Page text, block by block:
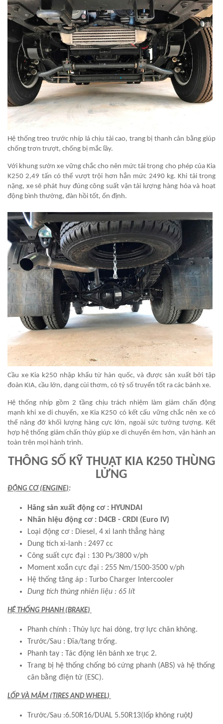
Hệ thống treo trước nhíp lá chịu tải cao, trang bị thanh cân bằng giúp
chống trơn trượt, chống bị mắc lầy.
Với khung sườn xe vững chắc cho nên mức tải trọng cho phép của Kia
K250 2,49 tấn có thể vượt trội hơn hẳn mức 2490 kg. Khi tải trọng
nặng, xe sẽ phát huy đúng công suất vận tải lượng hàng hóa và hoạt
động bình thường, đàn hồi tốt, ổn định.
Cầu xe Kia k250 nhập khẩu từ hàn quốc, và được sản xuất bởi tập
đoàn KIA, cầu lớn, dạng cùi thơm, có tỷ số truyển tốt ra các bánh xe.
Hệ thống nhíp gồm 2 tầng chịu trách nhiệm làm giảm chấn động
mạnh khi xe di chuyển, xe Kia K250 có kết cấu vững chắc nên xe có
thể nâng đỡ khối lượng hàng cực lớn, ngoài sức tưởng tượng. Kết
hợp hệ thống giảm chấn thủy giúp xe di chuyển êm hơn, vận hành an
toàn trên mọi hành trình.
THÔNG SỐ KỸ THUẬT KIA K250 THÙNG
LỬNG
ĐỘNG CƠ (ENGINE):
Hãng sản xuất động cơ : HYUNDAI
Nhãn hiệu động cơ : D4CB - CRDI (Euro IV)
Loại động cơ : Diesel, 4 xi lanh thẳng hàng
Dung tích xi-lanh : 2497 cc
Công suất cực đại : 130 Ps/3800 v/ph
Moment xoắn cực đại : 255 Nm/1500-3500 v/ph
Hệ thống tăng áp : Turbo Charger Intercooler
Dung tích thùng nhiên liệu : 65 lít
HỆ THỐNG PHANH (BRAKE)
Phanh chính : Thủy lực hai dòng, trợ lực chân không.
Trước/Sau : Đĩa/tang trống.
Phanh tay : Tác động lên bánh xe trục 2.
Trang bị hệ thống chống bó cứng phanh (ABS) và hệ thống
cân bằng điện tử (ESC).
LỐP VÀ MÂM (TIRES AND WHEEL)
Trước/Sau :6.50R16/DUAL 5.50R13(lốp không ruột)